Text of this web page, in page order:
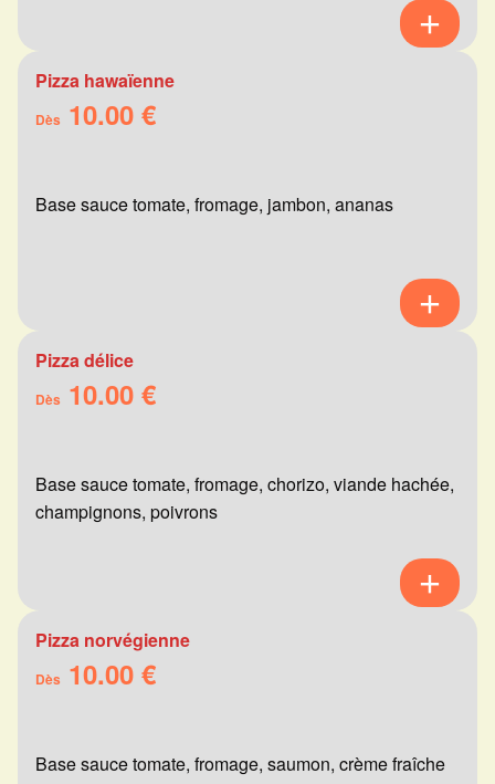
Pizza hawaïenne
Dès 10.00 €
Base sauce tomate, fromage, jambon, ananas
Pizza délice
Dès 10.00 €
Base sauce tomate, fromage, chorizo, viande hachée,
champignons, poivrons
Pizza norvégienne
Dès 10.00 €
Base sauce tomate, fromage, saumon, crème fraîche